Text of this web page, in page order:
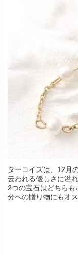
ターコイズは、12月
云われる優しさに溢
2つの宝石はどちら
分への贈り物にもオス